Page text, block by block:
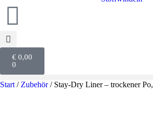
€ 0,00
0
Start / Zubehör/ Stay-Dry Liner – trockener